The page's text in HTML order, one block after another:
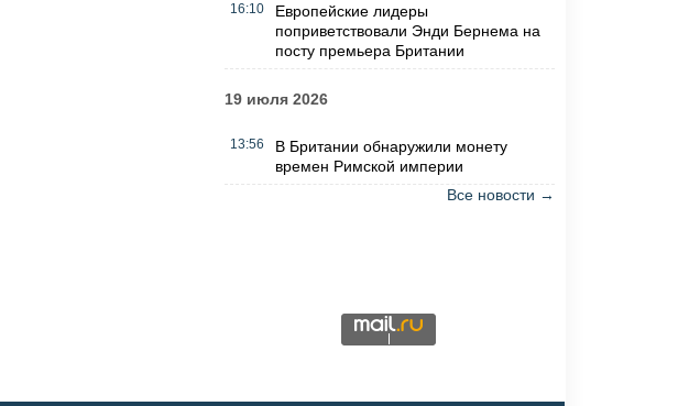
16:10
Европейские лидеры
поприветствовали Энди Бернема на
посту премьера Британии
19 июля 2026
13:56
В Британии обнаружили монету
времен Римской империи
Все новости →